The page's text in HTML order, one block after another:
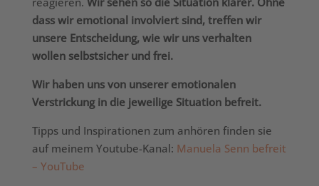
dass wir emotional involviert sind, treffen wir
unsere Entscheidung, wie wir uns verhalten
wollen selbstsicher und frei.
Wir haben uns von unserer emotionalen
Verstrickung in die jeweilige Situation befreit.
Tipps und Inspirationen zum anhören finden sie
auf meinem Youtube-Kanal: Manuela Senn befreit
– YouTube